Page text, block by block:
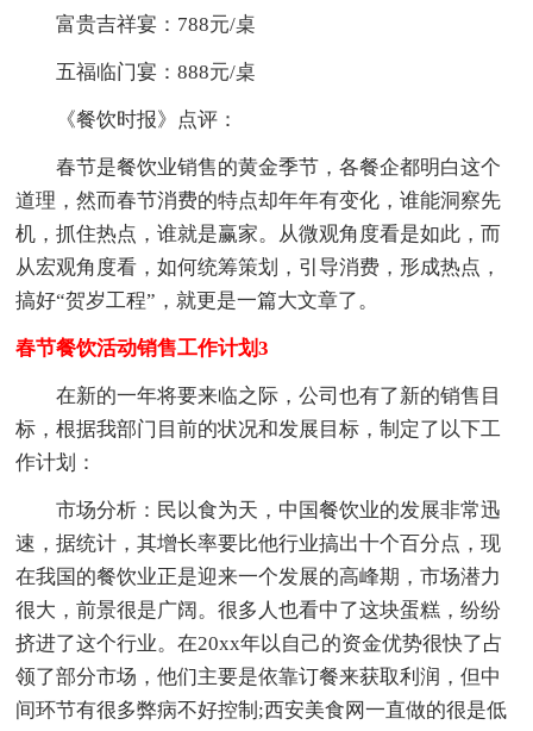
富贵吉祥宴：788元/桌
五福临门宴：888元/桌
《餐饮时报》点评：
春节是餐饮业销售的黄金季节，各餐企都明白这个
道理，然而春节消费的特点却年年有变化，谁能洞察先
机，抓住热点，谁就是赢家。从微观角度看是如此，而
从宏观角度看，如何统筹策划，引导消费，形成热点，
搞好“贺岁工程”，就更是一篇大文章了。
春节餐饮活动销售工作计划3
在新的一年将要来临之际，公司也有了新的销售目
标，根据我部门目前的状况和发展目标，制定了以下工
作计划：
市场分析：民以食为天，中国餐饮业的发展非常迅
速，据统计，其增长率要比他行业搞出十个百分点，现
在我国的餐饮业正是迎来一个发展的高峰期，市场潜力
很大，前景很是广阔。很多人也看中了这块蛋糕，纷纷
挤进了这个行业。在20xx年以自己的资金优势很快了占
领了部分市场，他们主要是依靠订餐来获取利润，但中
间环节有很多弊病不好控制;西安美食网一直做的很是低